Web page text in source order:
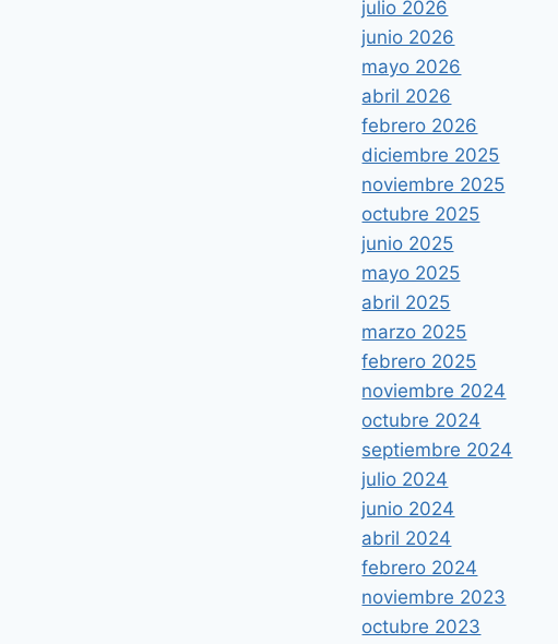
julio 2026
junio 2026
mayo 2026
abril 2026
febrero 2026
diciembre 2025
noviembre 2025
octubre 2025
junio 2025
mayo 2025
abril 2025
marzo 2025
febrero 2025
noviembre 2024
octubre 2024
septiembre 2024
julio 2024
junio 2024
abril 2024
febrero 2024
noviembre 2023
octubre 2023